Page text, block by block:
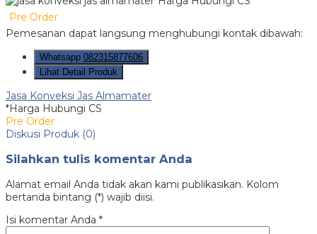
Pre Order
Pemesanan dapat langsung menghubungi kontak dibawah:
Whatsapp 082315877606
Lihat Detail Produk
Jasa Konveksi Jas Almamater
*Harga Hubungi CS
Pre Order
Diskusi Produk (0)
Silahkan tulis komentar Anda
Alamat email Anda tidak akan kami publikasikan. Kolom
bertanda bintang (*) wajib diisi.
Isi komentar Anda *